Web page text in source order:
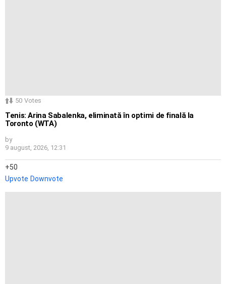
50 Votes
Tenis: Arina Sabalenka, eliminată în optimi de finală la
Toronto (WTA)
by
9 august, 2026, 12:31
50
Upvote Downvote